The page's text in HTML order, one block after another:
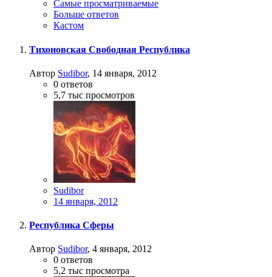
Самые просматриваемые
Больше ответов
Кастом
Тихоновская Свободная Республика
Автор Sudibor, 14 января, 2012
0 ответов
5,7 тыс просмотров
Sudibor
14 января, 2012
Республика Сферы
Автор Sudibor, 4 января, 2012
0 ответов
5,2 тыс просмотра